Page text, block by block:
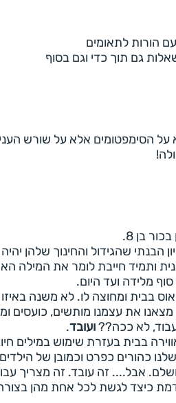
הורות לתאומים
גם תוך כדי וגם בסוף
הסימפטומים אלא על שורש
בן 8.
הבנתי שהגידול והחינוך שלהן
ותמיד חייבת לומר את המילה
מלידה ועד היום.
בבית ומחוצה לו. לא משנה
את עצמנו מותשים, כועסים
לא ככה??ועובד.
בבית בעזרת שימוש במילים
כהורים כפרט וכמובן של
אבל.... זה עובד. זה מצריך
כיצד לגשת לכל אחת מהן